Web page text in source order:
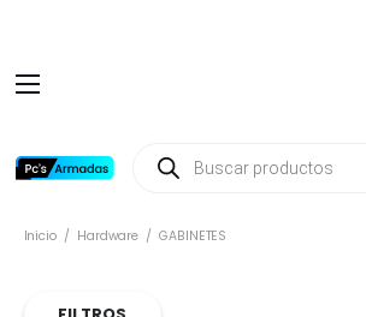
productos
Inicio / Hardware / GABINETES